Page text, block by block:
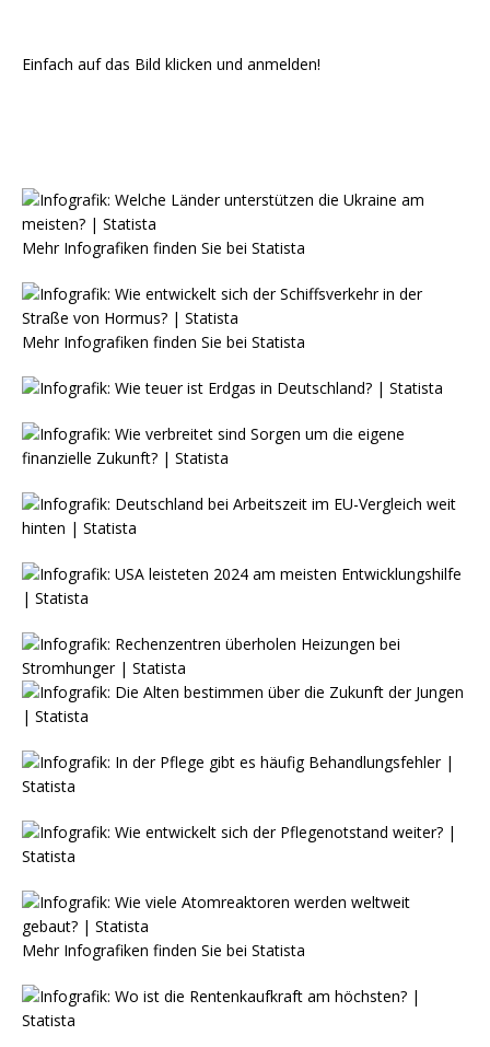
Einfach auf das Bild klicken und anmelden!
Mehr Infografiken finden Sie bei Statista
Mehr Infografiken finden Sie bei Statista
Mehr Infografiken finden Sie bei Statista